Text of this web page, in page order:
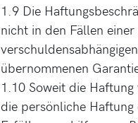
1.9 Die
nicht in den Fällen
übernommenen
1.10 Soweit die
die persönliche